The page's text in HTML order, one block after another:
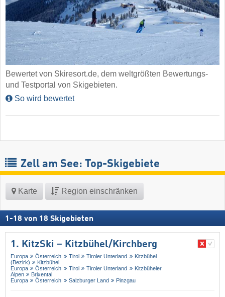
Bewertet von Skiresort.de, dem weltgrößten Bewertungs-
und Testportal von Skigebieten.
So wird bewertet
Zell am See: Top-Skigebiete
Karte Region einschränken
1 -18 von 18 Skigebieten
1. KitzSki – Kitzbühel/​Kirchberg
Europa Österreich Tirol Tiroler Unterland
Kitzbühel
(Bezirk)
Kitzbühel
Europa
Österreich Tirol Tiroler Unterland
Kitzbüheler
Alpen
Brixental
Europa
Österreich Salzburger Land Pinzgau